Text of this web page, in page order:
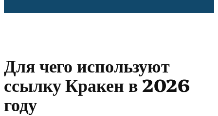
Для чего используют
ссылку Кракен в 2026
году